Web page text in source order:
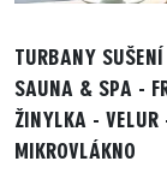
TURBANY
SAUNA & SPA -
ŽINYLKA - VELUR
MIKROVLÁKNO